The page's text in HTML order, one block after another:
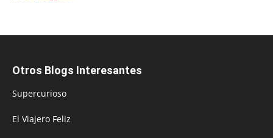
Otros Blogs Interesantes
Supercurioso
El Viajero Feliz